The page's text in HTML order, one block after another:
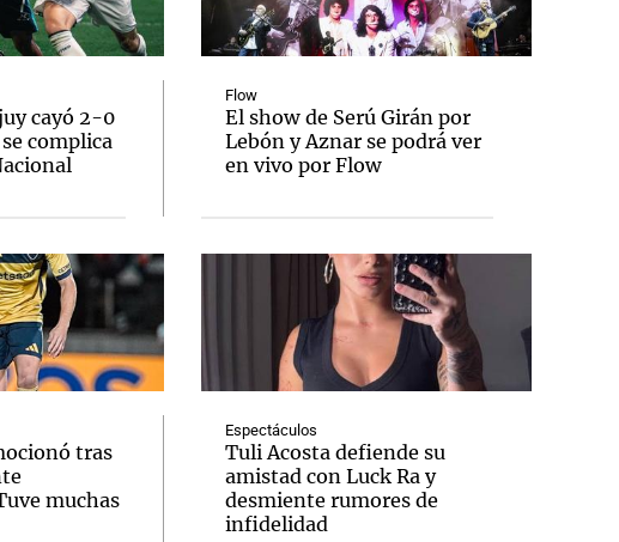
cayó 2-0
complica
tras
muchas
Flow
El show de Serú Girán por
Lebón y Aznar se podrá ver
en vivo por Flow
Espectáculos
Tuli Acosta defiende su
amistad con Luck Ra y
desmiente rumores de
infidelidad
Notas
3 en Groenlandia
Notas